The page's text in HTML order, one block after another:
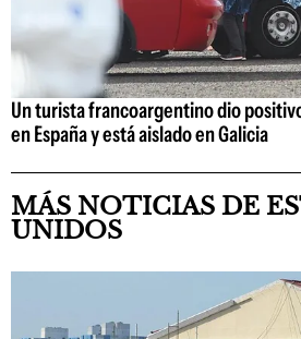
Un turista francoargentino dio
en España y está aislado en Galicia
MÁS NOTICIAS DE
UNIDOS